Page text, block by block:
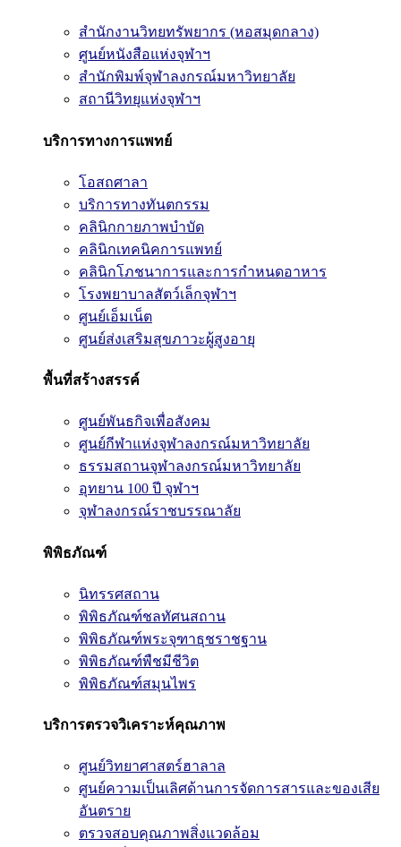
สำนักงานวิทยทรัพยากร (หอสมุดกลาง)
ศูนย์หนังสือแห่งจุฬาฯ
สำนักพิมพ์จุฬาลงกรณ์มหาวิทยาลัย
สถานีวิทยุแห่งจุฬาฯ
บริการทางการแพทย์
โอสถศาลา
บริการทางทันตกรรม
คลินิกกายภาพบำบัด
คลินิกเทคนิคการแพทย์
คลินิกโภชนาการและการกำหนดอาหาร
โรงพยาบาลสัตว์เล็กจุฬาฯ
ศูนย์เอ็มเน็ต
ศูนย์ส่งเสริมสุขภาวะผู้สูงอายุ
พื้นที่สร้างสรรค์
ศูนย์พันธกิจเพื่อสังคม
ศูนย์กีฬาแห่งจุฬาลงกรณ์มหาวิทยาลัย
ธรรมสถานจุฬาลงกรณ์มหาวิทยาลัย
อุทยาน 100 ปี จุฬาฯ
จุฬาลงกรณ์ราชบรรณาลัย
พิพิธภัณฑ์
นิทรรศสถาน
พิพิธภัณฑ์ชลทัศนสถาน
พิพิธภัณฑ์พระจุฑาธุชราชฐาน
พิพิธภัณฑ์พืชมีชีวิต
พิพิธภัณฑ์สมุนไพร
บริการตรวจวิเคราะห์คุณภาพ
ศูนย์วิทยาศาสตร์ฮาลาล
ศูนย์ความเป็นเลิศด้านการจัดการสารและของเสีย
อันตราย
ตรวจสอบคุณภาพสิ่งแวดล้อม